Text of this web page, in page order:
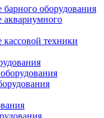
оборудования
аквариумного
техники